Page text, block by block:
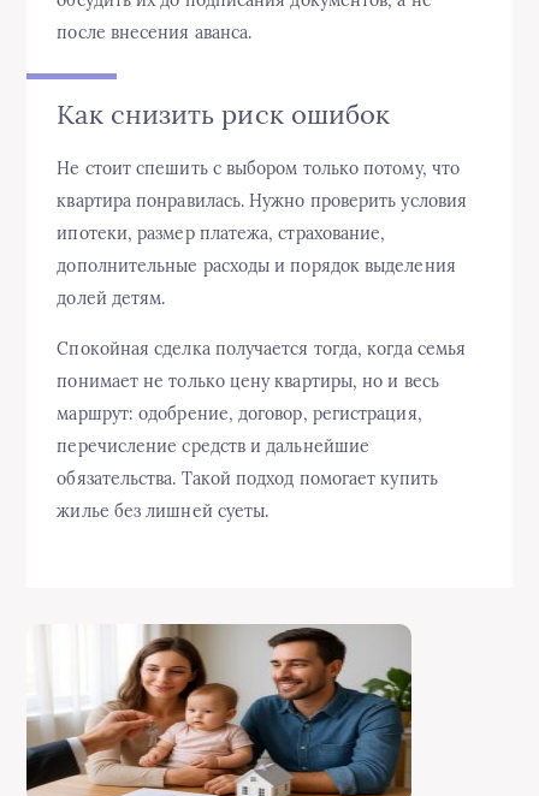
после внесения аванса.
Как снизить риск ошибок
Не стоит спешить с выбором только потому, что
квартира понравилась. Нужно проверить условия
ипотеки, размер платежа, страхование,
дополнительные расходы и порядок выделения
долей детям.
Спокойная сделка получается тогда, когда семья
понимает не только цену квартиры, но и весь
маршрут: одобрение, договор, регистрация,
перечисление средств и дальнейшие
обязательства. Такой подход помогает купить
жилье без лишней суеты.